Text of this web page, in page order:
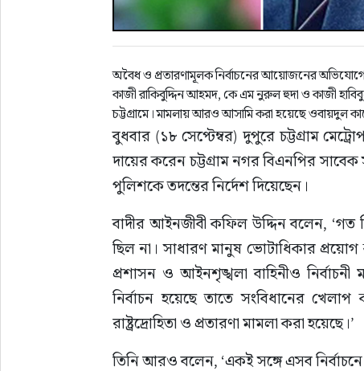
অবৈধ ও প্রতারণামূলক নির্বাচনের আয়োজনের অভিযোগে
কাজী রাকিবুদ্দিন আহমদ, কে এম নুরুল হুদা ও কাজী
চট্টগ্রামে। মামলায় আরও আসামি করা হয়েছে ওবায়দুল
বুধবার (১৮ সেপ্টেম্বর) দুপুরে চট্টগ্রাম
দায়ের করেন চট্টগ্রাম নগর বিএনপির
পুলিশকে তদন্তের নির্দেশ দিয়েছেন।
বাদীর আইনজীবী কফিল উদ্দিন বলেন, ‘গত
ছিল না। সাধারণ মানুষ ভোটাধিকার
প্রশাসন ও আইনশৃঙ্খলা বাহিনীও
নির্বাচন হয়েছে তাতে সংবিধানের
রাষ্ট্রদ্রোহিতা ও প্রতারণা মামলা করা হয়েছে।’
তিনি আরও বলেন, ‘একই সঙ্গে এসব